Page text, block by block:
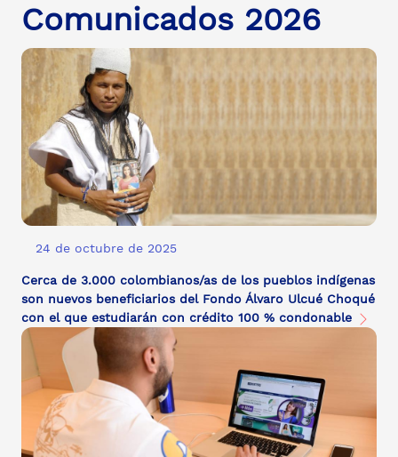
Comunicados 2026
24 de octubre de 2025
Cerca de 3.000 colombianos/as de los pueblos indígenas
son nuevos beneficiarios del Fondo Álvaro Ulcué Choqué
con el que estudiarán con crédito 100 % condonable